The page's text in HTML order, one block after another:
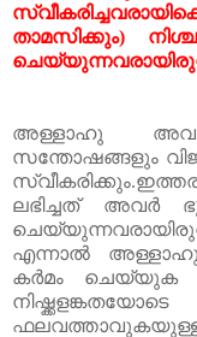
താമസിക്കും)
അള്ളാഹു
സന്തോഷങ്ങളും
സ്വീകരിക്കും.
ലഭിച്ചത്
അവർ
എന്നാൽ
കർമം
ചെയ്യുക
നിഷ്ക്കളങ്കതയോടെ